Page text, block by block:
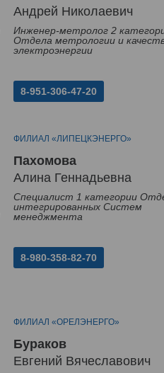
Андрей Николаевич
Инженер-метролог 2
Отдела метрологии и
электроэнергии
8-951-306-47-20
ФИЛИАЛ «ЛИПЕЦКЭНЕРГО»
Пахомова
Алина Геннадьевна
Специалист 1 категории
интегрированных Систем
менеджмента
8-980-358-82-70
ФИЛИАЛ «ОРЕЛЭНЕРГО»
Бураков
Евгений Вячеславович